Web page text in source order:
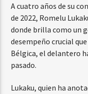
A cuatro años de su
de 2022, Romelu
donde brilla como un
desempeño crucial
Bélgica, el delantero
pasado.
Lukaku, quien ha